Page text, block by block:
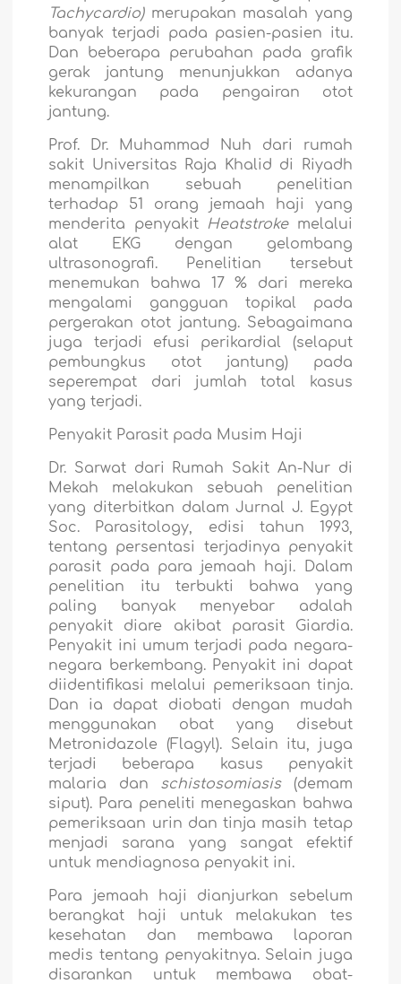
Tachycardio)merupakan masalah yang
banyak terjadi pada pasien-pasien itu.
Dan beberapa perubahan pada grafik
gerak jantung
menunjukkan adanya
kekurangan pada pengairan
otot
jantung.
Prof. Dr. Muhammad Nuh dari rumah
sakit Universitas Raja Khalid di Riyadh
menampilkan sebuah penelitian
terhadap 51 orang jemaah haji yang
menderita penyakit Heatstrokemelalui
alat EKG dengan gelombang
ultrasonografi. Penelitian tersebut
menemukan bahwa 17 % dari mereka
mengalami gangguan topikal pada
pergerakan otot jantung. Sebagaimana
juga terjadi efusi perikardial (selaput
pembungkus otot jantung) pada
seperempat dari jumlah total kasus
yang terjadi.
Penyakit Parasit pada Musim Haji
Dr. Sarwat dari Rumah Sakit An-Nur di
Mekah melakukan sebuah penelitian
yang diterbitkan dalam Jurnal J. Egypt
Soc. Parasitology, edisi tahun 1993,
tentang persentasi terjadinya penyakit
parasit pada para jemaah haji. Dalam
penelitian itu terbukti bahwa yang
paling banyak menyebar adalah
penyakit diare akibat parasit Giardia.
Penyakit ini umum terjadi pada negara-
negara berkembang. Penyakit ini dapat
diidentifikasi melalui pemeriksaan tinja.
Dan ia dapat diobati dengan mudah
menggunakan obat yang disebut
Metronidazole (Flagyl). Selain itu, juga
terjadi beberapa kasus penyakit
malaria dan schistosomiasis(demam
siput). Para peneliti menegaskan bahwa
pemeriksaan urin dan tinja masih tetap
menjadi sarana yang sangat efektif
untuk mendiagnosa penyakit ini.
Para jemaah haji dianjurkan sebelum
berangkat haji untuk melakukan tes
kesehatan dan membawa laporan
medis tentang penyakitnya. Selain juga
disarankan untuk membawa obat-